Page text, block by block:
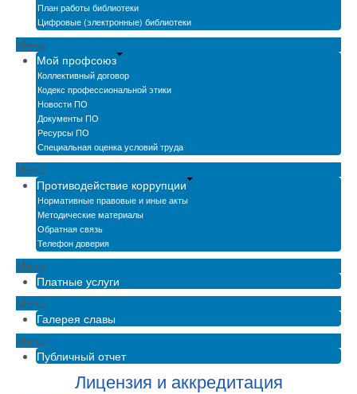
План работы библиотеки
Цифровые (электронные) библиотеки
Menu
Мой профсоюз
Коллективный договор
Кодекс профессиональной этики
Новости ПО
Документы ПО
Ресурсы ПО
Специальная оценка условий труда
Menu
Противодействие коррупции
Нормативные правовые и иные акты
Методические материалы
Обратная связь
Телефон доверия
Menu
Платные услуги
Menu
Галерея славы
Menu
Публичный отчет
Лицензия и аккредитация